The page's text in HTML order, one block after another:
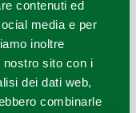
contenuti ed
media e per
inoltre
sito con i
dei dati web,
combinarle